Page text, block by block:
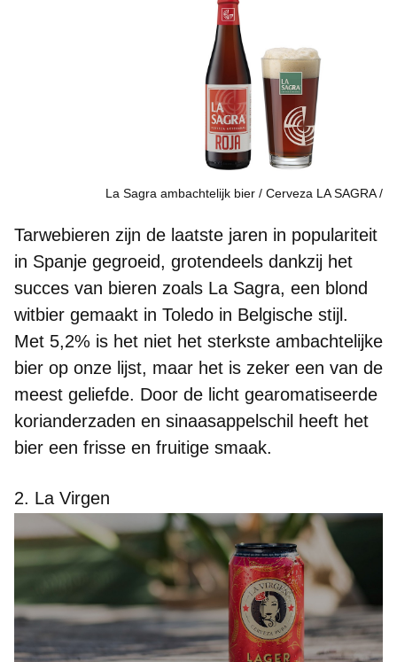
La Sagra ambachtelijk bier / Cerveza LA SAGRA
Tarwebieren zijn de laatste jaren in populariteit
in Spanje gegroeid, grotendeels dankzij het
succes van bieren zoals La Sagra, een blond
witbier gemaakt in Toledo in Belgische stijl.
Met 5,2% is het niet het sterkste ambachtelijke
bier op onze lijst, maar het is zeker een van de
meest geliefde. Door de licht gearomatiseerde
korianderzaden en sinaasappelschil
heeft het
bier een frisse en fruitige smaak.
2. La Virgen